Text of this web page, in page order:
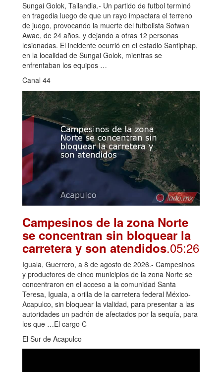
Sungai Golok, Tailandia.- Un partido de futbol terminó
en tragedia luego de que un rayo impactara el terreno
de juego, provocando la muerte del futbolista Sofwan
Awae, de 24 años, y dejando a otras 12 personas
lesionadas. El incidente ocurrió en el estadio Santiphap,
en la localidad de Sungai Golok, mientras se
enfrentaban los equipos …
Canal 44
Campesinos de la zona Norte
se concentran sin bloquear la
carretera y son atendidos.05:26
Iguala, Guerrero, a 8 de agosto de 2026.- Campesinos
y productores de cinco municipios de la zona Norte se
concentraron en el acceso a la comunidad Santa
Teresa, Iguala, a orilla de la carretera federal México-
Acapulco, sin bloquear la vialidad, para presentar a las
autoridades un padrón de afectados por la sequía, para
los que …El cargo C
El Sur de Acapulco